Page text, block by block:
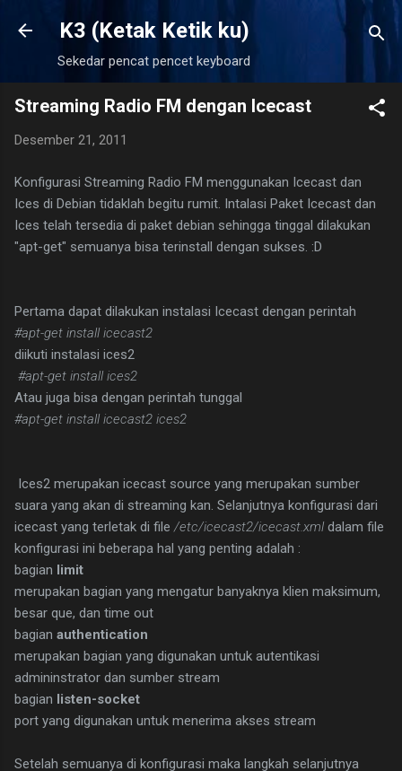
Langsung ke konten utama
K3 (Ketak Ketik ku)
Sekedar pencat pencet keyboard
Streaming Radio FM dengan Icecast
Desember 21, 2011
Konfigurasi Streaming Radio FM menggunakan Icecast dan
Ices di Debian tidaklah begitu rumit. Intalasi Paket Icecast dan
Ices telah tersedia di paket debian sehingga tinggal dilakukan
"apt-get" semuanya bisa terinstall dengan sukses. :D
Pertama dapat dilakukan instalasi Icecast dengan perintah
#apt-get install icecast2
diikuti instalasi ices2
#apt-get install ices2
Atau juga bisa dengan perintah tunggal
#apt-get install icecast2 ices2
Ices2 merupakan icecast source yang merupakan sumber
suara yang akan di streaming kan. Selanjutnya konfigurasi dari
icecast yang terletak di file /etc/icecast2/icecast.xmldalam file
konfigurasi ini beberapa hal yang penting adalah :
bagian limit
merupakan bagian yang mengatur banyaknya klien maksimum,
besar que, dan time out
bagian authentication
merupakan bagian yang digunakan untuk autentikasi
admininstrator dan sumber stream
bagian listen-socket
port yang digunakan untuk menerima akses stream
Setelah semuanya di konfigurasi maka langkah selanjutnya